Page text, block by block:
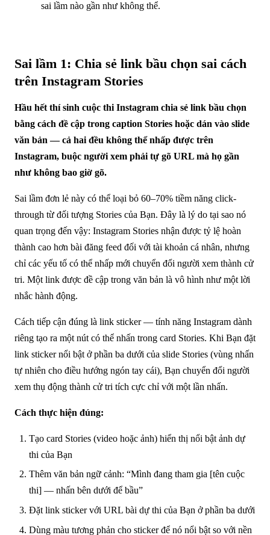
sai lầm nào gần như không thể.
Sai lầm 1: Chia sẻ link bầu chọn sai cách
trên Instagram Stories
Hầu hết thí sinh cuộc thi Instagram chia sẻ link bầu chọn
bằng cách đề cập trong caption Stories hoặc dán vào slide
văn bản — cả hai đều không thể nhấp được trên
Instagram, buộc người xem phải tự gõ URL mà họ gần
như không bao giờ gõ.
Sai lầm đơn lẻ này có thể loại bỏ 60–70% tiềm năng click-
through từ đối tượng Stories của Bạn. Đây là lý do tại sao nó
quan trọng đến vậy: Instagram Stories nhận được tỷ lệ hoàn
thành cao hơn bài đăng feed đối với tài khoản cá nhân, nhưng
chỉ các yếu tố có thể nhấp mới chuyển đổi người xem thành cử
tri. Một link được đề cập trong văn bản là vô hình như một lời
nhắc hành động.
Cách tiếp cận đúng là link sticker — tính năng Instagram dành
riêng tạo ra một nút có thể nhấn trong card Stories. Khi Bạn đặt
link sticker nổi bật ở phần ba dưới của slide Stories (vùng nhấn
tự nhiên cho điều hướng ngón tay cái), Bạn chuyển đổi người
xem thụ động thành cử tri tích cực chỉ với một lần nhấn.
Cách thực hiện đúng:
Tạo card Stories (video hoặc ảnh) hiển thị nổi bật ảnh dự
thi của Bạn
Thêm văn bản ngữ cảnh: “Mình đang tham gia [tên cuộc
thi] — nhấn bên dưới để bầu”
Đặt link sticker với URL bài dự thi của Bạn ở phần ba dưới
Dùng màu tương phản cho sticker để nó nổi bật so với nền